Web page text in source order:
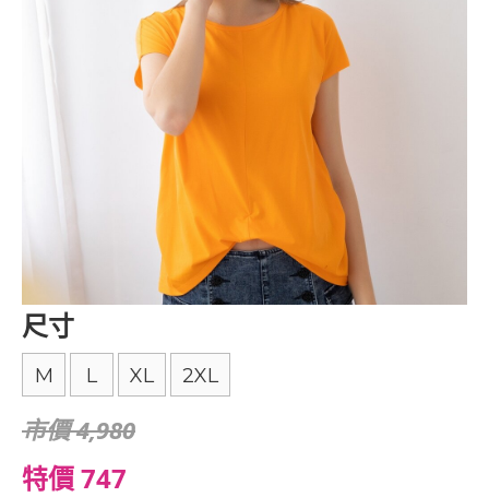
尺寸
M L XL 2XL
市價 4,980
特價 747